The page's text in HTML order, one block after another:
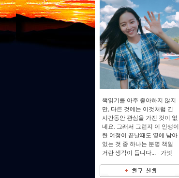
책읽기를 아주 좋아하지 않지
만, 다른 것에는 이것처럼 긴
시간동안 관심을 가진 것이 없
네요. 그래서 그런지 이 인생이
란 여정이 끝날때도 옆에 남아
있는 것 중 하나는 분명 책일
거란 생각이 듭니다... - 가넷